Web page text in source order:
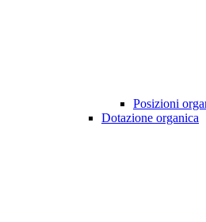
Posizioni
Dotazione organica